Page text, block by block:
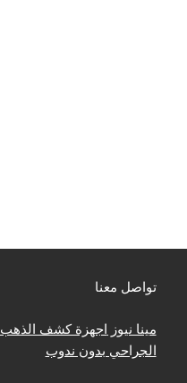
تواصل معنا
مينا نيوز اجهزة كشف الذهب
الجراحي بدون ندوب